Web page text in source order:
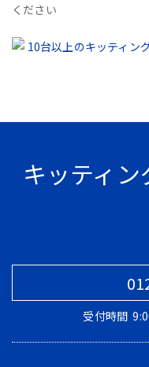
ください
キッティ
受付時間